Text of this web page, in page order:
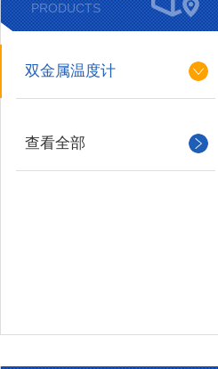
PRODUCTS
双金属温度计
查看全部